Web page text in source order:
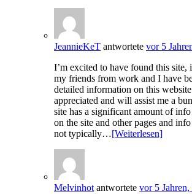
JeannieKeT antwortete vor 5
I’m excited to have found this site,
my friends from work and I have
detailed information on this
appreciated and will assist me a
site has a significant amount of
on the site and other pages and
not typically…[Weiterlesen]
Melvinhotantwortete vor 5